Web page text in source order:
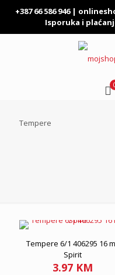
+387 66 586 946 |
Isporuka i
Tempere
Tempere 6/1 406295 16
Spirit
3.97 KM